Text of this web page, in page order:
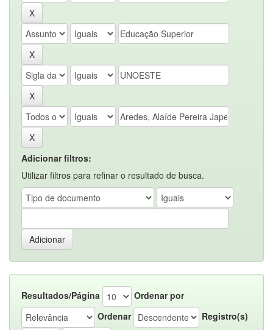
Adicionar filtros:
Utilizar filtros para refinar o resultado de busca.
Resultados/Página
Ordenar por
Ordenar
Registro(s)